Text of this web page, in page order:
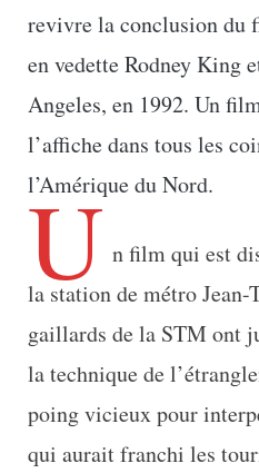
revivre la conclusion du
en vedette Rodney King
Angeles, en 1992. Un
l’affiche dans tous les
l’Amérique du Nord.
U n film qui est
la station de métro Jean-
gaillards de la STM ont
la technique de
poing vicieux pour
qui aurait franchi les